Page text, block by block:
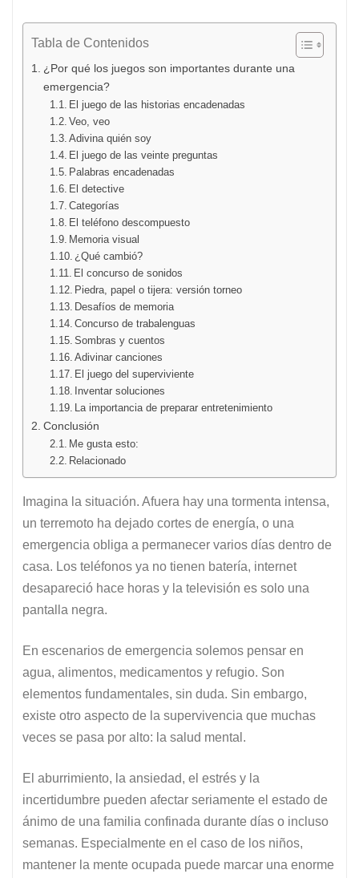
Tabla de Contenidos
¿Por qué los juegos son importantes durante una
emergencia?
El juego de las historias encadenadas
Veo, veo
Adivina quién soy
El juego de las veinte preguntas
Palabras encadenadas
El detective
Categorías
El teléfono descompuesto
Memoria visual
¿Qué cambió?
El concurso de sonidos
Piedra, papel o tijera: versión torneo
Desafíos de memoria
Concurso de trabalenguas
Sombras y cuentos
Adivinar canciones
El juego del superviviente
Inventar soluciones
La importancia de preparar entretenimiento
Conclusión
Me gusta esto:
Relacionado
Imagina la situación. Afuera hay una tormenta intensa,
un terremoto ha dejado cortes de energía, o una
emergencia obliga a permanecer varios días dentro de
casa. Los teléfonos ya no tienen batería, internet
desapareció hace horas y la televisión es solo una
pantalla negra.
En escenarios de emergencia solemos pensar en
agua, alimentos, medicamentos y refugio. Son
elementos fundamentales, sin duda. Sin embargo,
existe otro aspecto de la supervivencia que muchas
veces se pasa por alto: la salud mental.
El aburrimiento, la ansiedad, el estrés y la
incertidumbre pueden afectar seriamente el estado de
ánimo de una familia confinada durante días o incluso
semanas. Especialmente en el caso de los niños,
mantener la mente ocupada puede marcar una enorme